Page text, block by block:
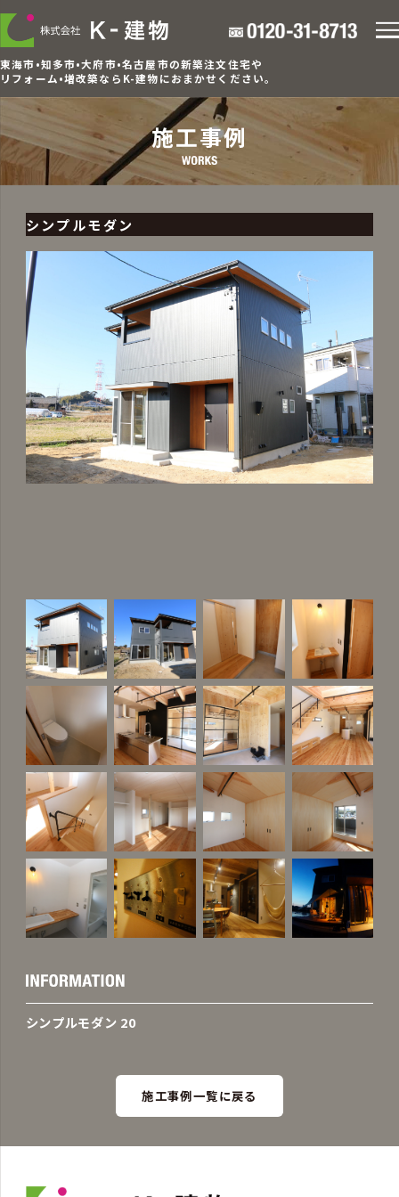
東海市•知多市•大府市•名古屋市の新築注文住宅や
リフォーム•増改築ならK-建物におまかせください。
施工事例
シンプルモダン
シンプルモダン 20
施工事例一覧に戻る